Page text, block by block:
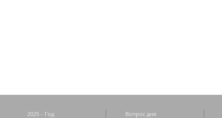
2025 - Год
Вопрос дня